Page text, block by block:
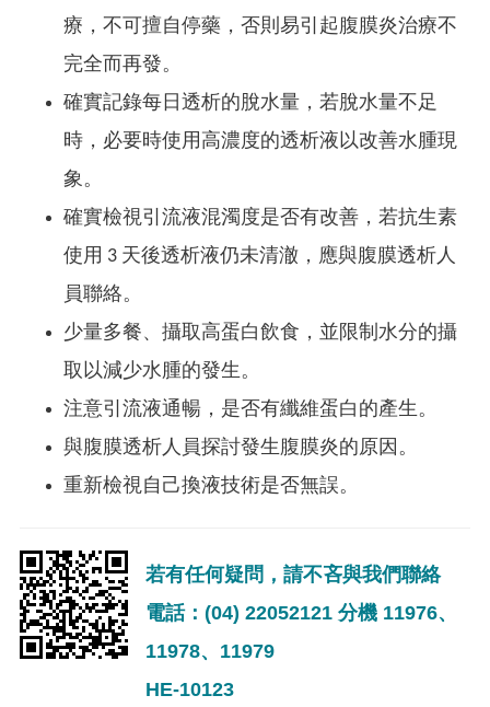
療，不可擅自停藥，否則易引起腹膜炎治療不
完全而再發。
確實記錄每日透析的脫水量，若脫水量不足
時，必要時使用高濃度的透析液以改善水腫現
象。
確實檢視引流液混濁度是否有改善，若抗生素
使用 3 天後透析液仍未清澈，應與腹膜透析人
員聯絡。
少量多餐、攝取高蛋白飲食，並限制水分的攝
取以減少水腫的發生。
注意引流液通暢，是否有纖維蛋白的產生。
與腹膜透析人員探討發生腹膜炎的原因。
重新檢視自己換液技術是否無誤。
若有任何疑問，請不吝與我們聯絡
電話：(04) 22052121 分機 11976、
11978、11979
HE-10123